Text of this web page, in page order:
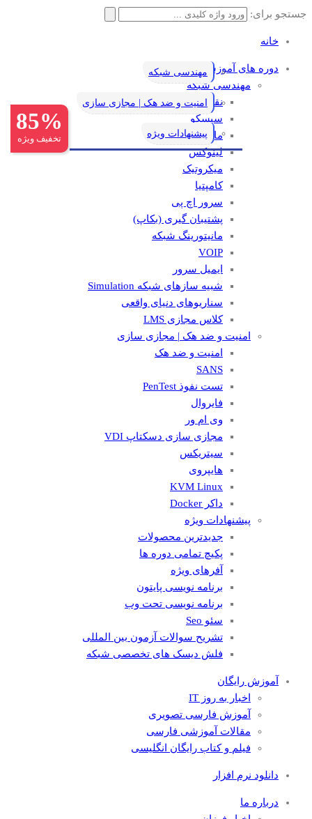
جستجو برای:
خانه
دوره های آموزشی
مهندسی شبکه
نقشه راه یادگیری شبکه
سیسکو
مایکروسافت
لینوکس
میکروتیک
کامپتیا
سرور اچ پی
پشتیبان گیری (بکاپ)
مانيتورينگ شبکه
VOIP
ایمیل سرور
شبیه سازهای شبکه Simulation
سناریوهای دنیای واقعی
کلاس مجازی LMS
امنیت و ضد هک | مجازی سازی
امنیت و ضد هک
SANS
تست نفوذ PenTest
فایروال
وی ام ور
مجازی سازی دسکتاپ VDI
سیتریکس
هایپروی
KVM Linux
داکر Docker
پیشنهادات ویژه
جدیدترین محصولات
پکیچ تمامی دوره ها
آفرهای ویژه
برنامه نویسی پایتون
برنامه نویسی تحت وب
سئو Seo
تشریح سوالات آزمون بین المللی
فلش دیسک های تخصصی شبکه
آموزش رایگان
اخبار به روز IT
آموزش فارسی تصویری
مقالات آموزشی فارسی
فیلم و کتاب رایگان انگلیسی
دانلود نرم افزار
درباره ما
مهندسی شبکه
امنیت و ضد هک | مجازی سازی
پیشنهادات ویژه 85%
تخفیف ویژه